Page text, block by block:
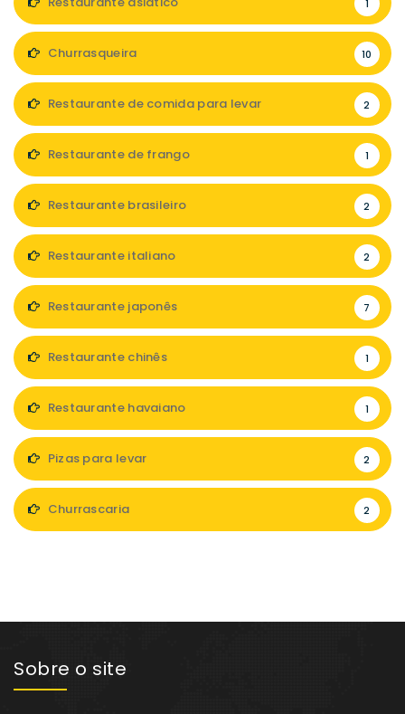
1
Churrasqueira 10
Restaurante de comida para levar 2
Restaurante de frango 1
Restaurante brasileiro 2
Restaurante italiano 2
Restaurante japonês 7
Restaurante chinês 1
Restaurante havaiano 1
Pizas para levar 2
Churrascaria 2
Sobre o site